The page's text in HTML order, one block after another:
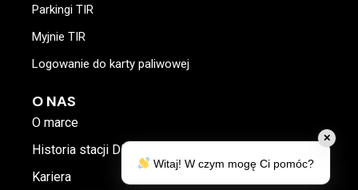
Parkingi TIR
Myjnie TIR
Logowanie do karty paliwowej
O NAS
O marce
Historia stacji DP
Kariera
✕
Witaj! W czym mogę Ci pomóc?